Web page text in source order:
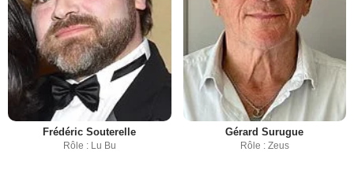
Frédéric Souterelle
Rôle : Lu Bu
Gérard Surugue
Rôle : Zeus